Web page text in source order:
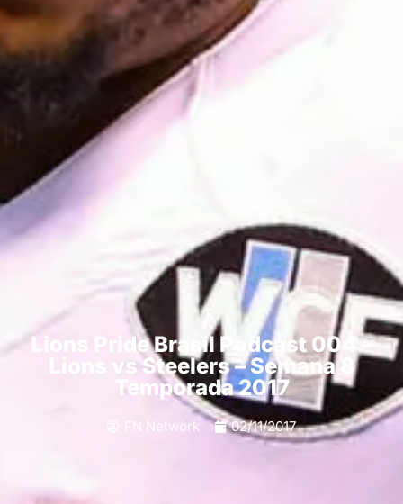
Lions Pride Brasil Podcast 004 –
Lions vs Steelers – Semana 8
Temporada 2017
FN Network 02/11/2017